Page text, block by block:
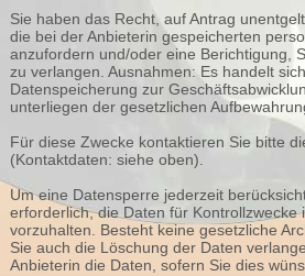
Sie haben das Recht, auf Antrag
die bei der Anbieterin gespeicherten
anzufordern und/oder eine Berichtigung,
zu verlangen. Ausnahmen: Es handelt
Datenspeicherung zur
unterliegen der gesetzlichen
Für diese Zwecke kontaktieren Sie bitte
(Kontaktdaten: siehe oben).
Um eine Datensperre jederzeit
erforderlich, die Daten für Kontrollzwecke
vorzuhalten. Besteht keine gesetzliche
Sie auch die Löschung der Daten
Anbieterin die Daten, sofern Sie dies